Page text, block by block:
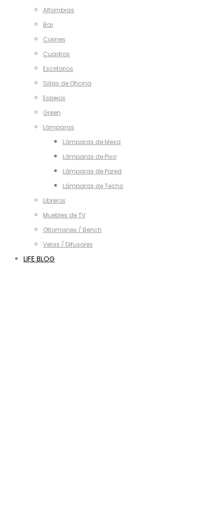
Alfombras
Bar
Cojines
Cuadros
Escritorios
Sillas de Oficina
Espejos
Green
Lámparas
Lámparas de Mesa
Lámparas de Piso
Lámparas de Pared
Lámparas de Techo
Libreros
Muebles de TV
Ottomanes / Bench
Velas / Difusores
LIFE BLOG